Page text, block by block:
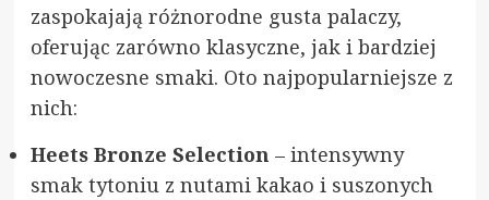
zaspokajają różnorodne gusta palaczy,
oferując zarówno klasyczne, jak i bardziej
nowoczesne smaki. Oto najpopularniejsze z
nich:
Heets Bronze Selection – intensywny
smak tytoniu z nutami kakao i suszonych